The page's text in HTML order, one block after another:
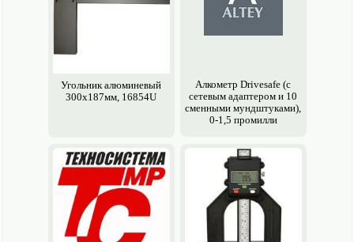
Угольник алюминевый
300х187мм, 16854U
Алкометр Drivesafe (с
сетевым адаптером и 10
сменными мундштуками),
0-1,5 промилли